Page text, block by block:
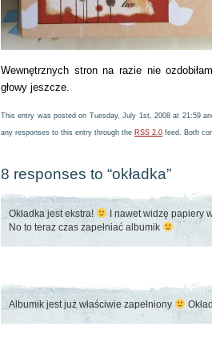
Wewnętrznych stron na razie nie
głowy jeszcze.
This entry was posted on Tuesday, July 1st, 2008 at 21:59
any responses to this entry through the RSS 2.0 feed. Both
8 responses to “okładka”
Okładka jest ekstra!
I nawet widzę papiery
No to teraz czas zapełniać albumik
Albumik jest już właściwie zapełniony